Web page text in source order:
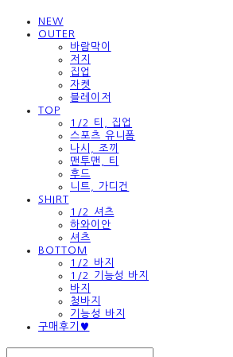
NEW
OUTER
바람막이
저지
집업
자켓
블레이저
TOP
1/2 티, 집업
스포츠 유니폼
나시, 조끼
맨투맨, 티
후드
니트, 가디건
SHIRT
1/2 셔츠
하와이안
셔츠
BOTTOM
1/2 바지
1/2 기능성 바지
바지
청바지
기능성 바지
구매후기♥